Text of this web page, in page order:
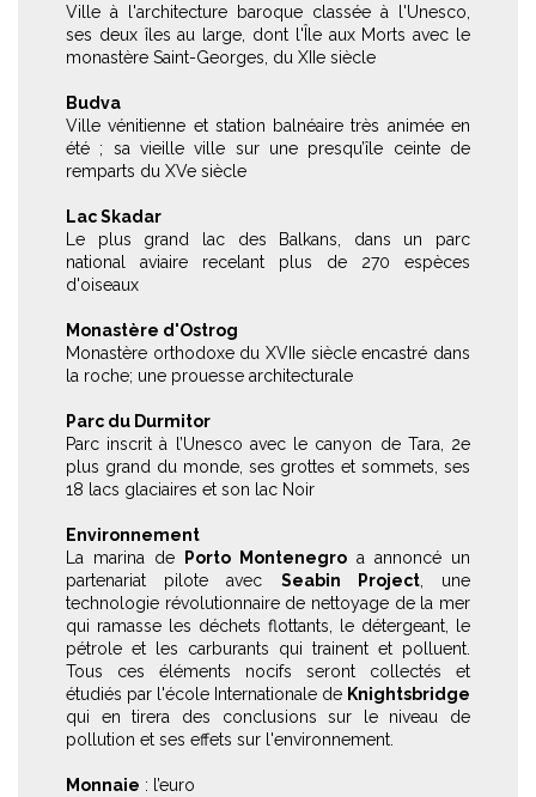
Ville à l'architecture baroque classée à l'Unesco,
ses deux îles au large, dont l'Île aux Morts avec le
monastère Saint-Georges, du XIIe siècle
Budva
Ville vénitienne et station balnéaire très animée en
été ; sa vieille ville sur une presqu’île ceinte de
remparts du XVe siècle
Lac Skadar
Le plus grand lac des Balkans, dans un parc
national aviaire recelant plus de 270 espèces
d'oiseaux
Monastère d'Ostrog
Monastère orthodoxe du XVIIe siècle encastré dans
la roche; une prouesse architecturale
Parc du Durmitor
Parc inscrit à l’Unesco avec le canyon de Tara, 2e
plus grand du monde, ses grottes et sommets, ses
18 lacs glaciaires et son lac Noir
Environnement
La marina de
Porto Montenegro a annoncé un
partenariat pilote avec Seabin Project, une
technologie révolutionnaire de nettoyage de la mer
qui ramasse les déchets flottants, le détergeant, le
pétrole et les carburants qui trainent et polluent.
Tous ces éléments nocifs seront collectés et
étudiés par l'école Internationale de Knightsbridge
qui en tirera des conclusions sur le niveau de
pollution et ses effets sur l'environnement.
Monnaie : l’euro